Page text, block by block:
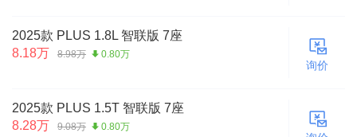
2025款 PLUS 1.8L 智联版 7座
8.18万
8.98万 0.80万
询价
2025款 PLUS 1.5T 智联版 7座
8.28万
9.08万 0.80万